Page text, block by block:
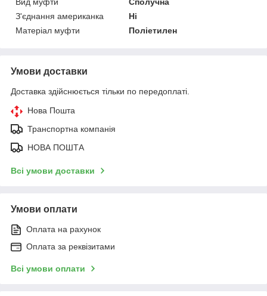
З'єднання американка
Ні
Матеріал муфти
Поліетилен
Умови доставки
Доставка здійснюється тільки по передоплаті.
Нова Пошта
Транспортна компанія
НОВА ПОШТА
Всі умови доставки
Умови оплати
Оплата на рахунок
Оплата за реквізитами
Всі умови оплати